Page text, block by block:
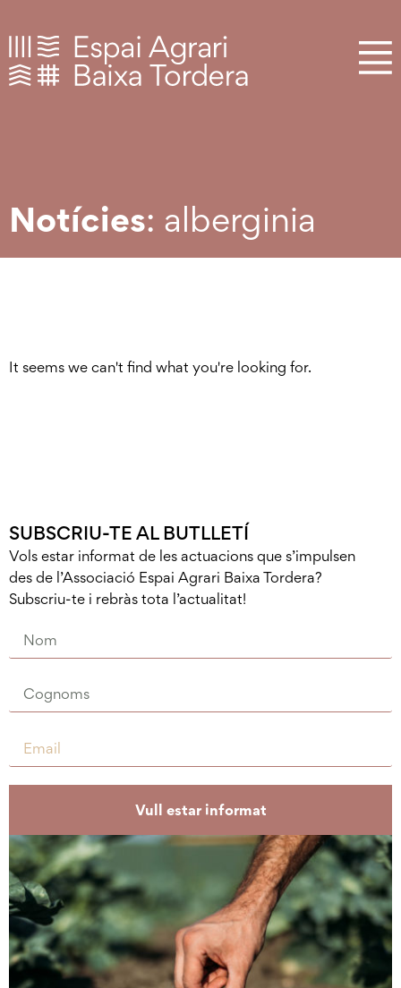
Notícies: alberginia
It seems we can't find what you're looking for.
SUBSCRIU-TE AL BUTLLETÍ
Vols estar informat de les actuacions que s’impulsen
des de l’Associació Espai Agrari Baixa Tordera?
Subscriu-te i rebràs tota l’actualitat!
Vull estar informat